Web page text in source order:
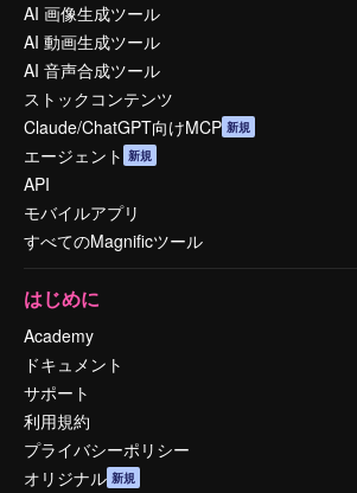
AI 画像生成ツール
AI 動画生成ツール
AI 音声合成ツール
ストックコンテンツ
Claude/ChatGPT向けMCP 新規
エージェント 新規
API
モバイルアプリ
すべてのMagnificツール
はじめに
Academy
ドキュメント
サポート
利用規約
プライバシーポリシー
オリジナル 新規